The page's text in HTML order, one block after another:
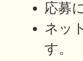
応募
ネッ
す。